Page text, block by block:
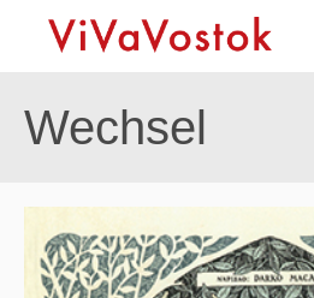
Wechsel